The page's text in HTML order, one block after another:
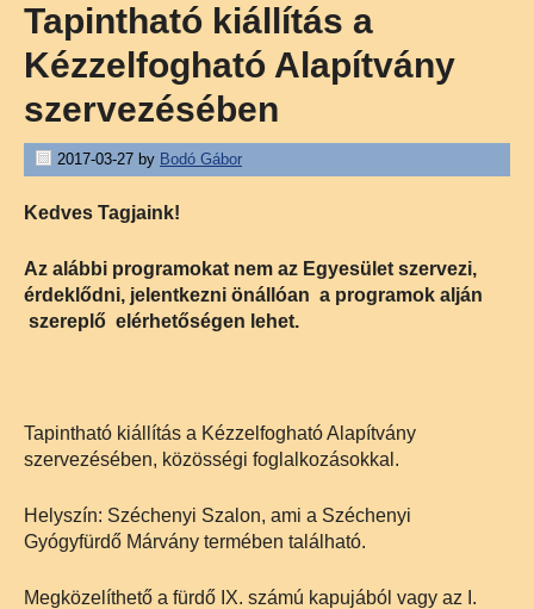
Tapintható kiállítás a
Kézzelfogható Alapítvány
szervezésében
2017-03-27 by Bodó Gábor
Kedves Tagjaink!
Az alábbi programokat nem az Egyesület szervezi,
érdeklődni, jelentkezni önállóan a programok alján
szereplő elérhetőségen lehet.
Tapintható kiállítás a Kézzelfogható Alapítvány
szervezésében, közösségi foglalkozásokkal.
Helyszín: Széchenyi Szalon, ami a Széchenyi
Gyógyfürdő Márvány termében található.
Megközelíthető a fürdő IX. számú kapujából vagy az I.